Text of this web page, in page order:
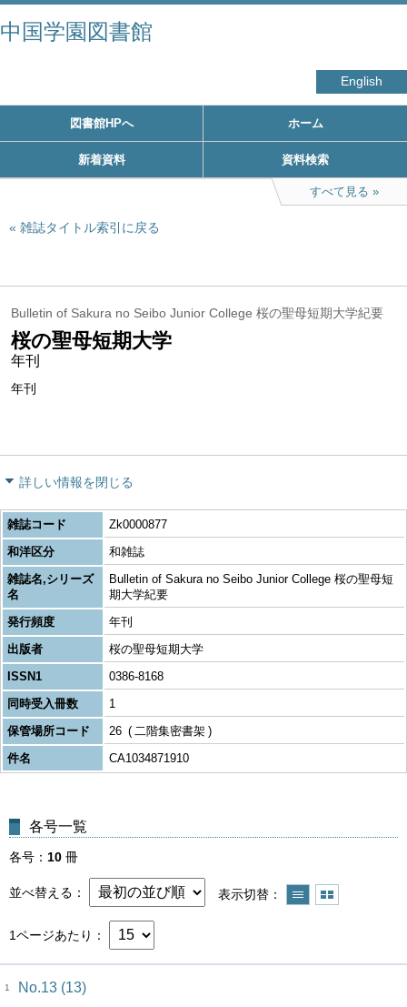
中国学園図書館
English
図書館HPへ ホーム
新着資料 資料検索
すべて見る
雑誌タイトル索引に戻る
Bulletin of Sakura no Seibo Junior College 桜の聖母短期大学紀要
桜の聖母短期大学
年刊
年刊
詳しい情報を閉じる
雑誌コード
Zk0000877
和洋区分
和雑誌
雑誌名,シリーズ
名
Bulletin of Sakura no Seibo Junior College 桜の聖母短
期大学紀要
発行頻度
年刊
出版者
桜の聖母短期大学
ISSN1
0386-8168
同時受入冊数
1
保管場所コード
26
二階集密書架
件名
CA1034871910
各号一覧
各号 10 冊
並べ替える 表示切替
1ページあたり
1 No.13 (13)